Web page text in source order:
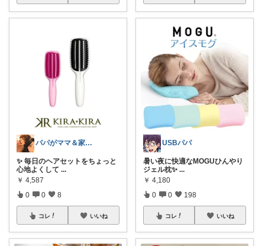
パパがママ＆家族の笑顔の為に選ぶ品😆
✨ 毎日のヘアセットをちょっと
心地よくして ...
￥ 4,587
0 0 8
コレ いいね
USBパパ
暑い夜に快適なMOGUひんやり
ジェル枕✨ ...
￥ 4,180
0 0 198
コレ いいね